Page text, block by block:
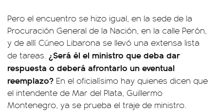
Pero el encuentro se hizo igual, en la sede de la
Procuración General de la Nación, en la calle Perón,
y de allí Cúneo Libarona se llevó una extensa lista
de tareas. ¿Será él el ministro que deba dar
respuesta o deberá afrontarlo un eventual
reemplazo? En el oficialísimo hay quienes dicen que
el intendente de Mar del Plata, Guillermo
Montenegro, ya se prueba el traje de ministro.